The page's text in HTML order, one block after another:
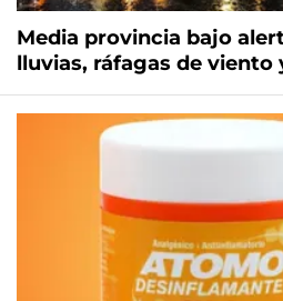
Media provincia bajo
lluvias, ráfagas de viento